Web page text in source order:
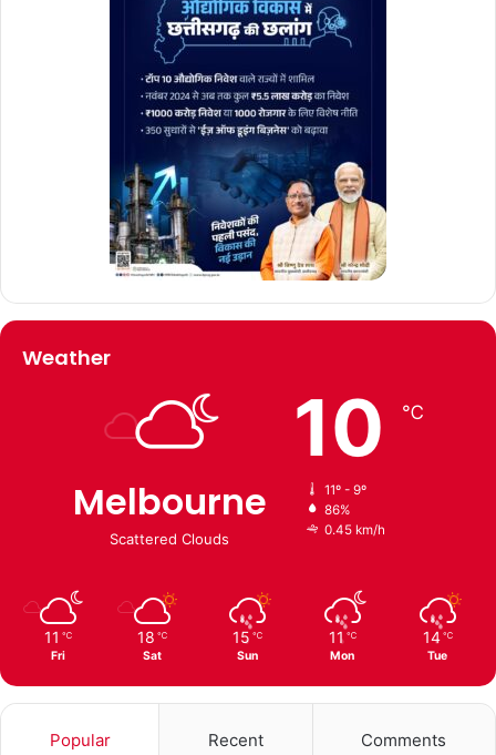
Weather
Melbourne
Scattered Clouds
10 ℃
11º - 9º
86%
0.45 km/h
11 ℃
Fri
18 ℃
Sat
15 ℃
Sun
11 ℃
Mon
14 ℃
Tue
Popular Recent Comments